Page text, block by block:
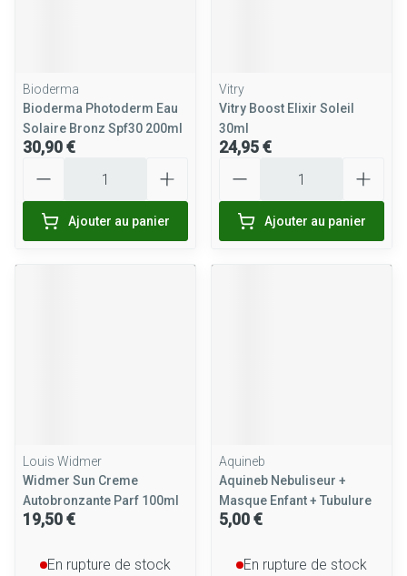
Bioderma
Bioderma Photoderm Eau
Solaire Bronz Spf30 200ml
30,90 €
Ajouter au panier
Vitry
Vitry Boost Elixir Soleil
30ml
24,95 €
Ajouter au panier
Louis Widmer
Widmer Sun Creme
Autobronzante Parf 100ml
19,50 €
En rupture de stock
Aquineb
Aquineb Nebuliseur +
Masque Enfant + Tubulure
5,00 €
En rupture de stock